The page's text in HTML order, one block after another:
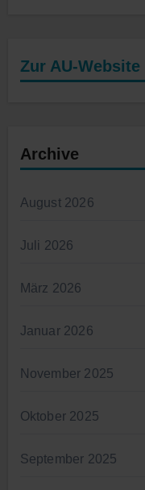
Zur AU-Website
Archive
August 2026
Juli 2026
März 2026
Januar 2026
November 2025
Oktober 2025
September 2025